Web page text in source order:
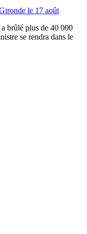
le 17 août
brûlé plus de 40 000
se rendra dans le